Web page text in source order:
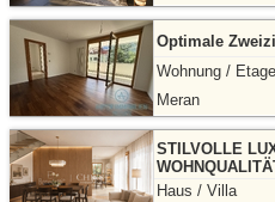
Optimale
Wohnung / Etage
Meran
STILVOLLE
Haus / Villa